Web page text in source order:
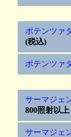
ポテンツァ
(税込)
ポテンツァ
サーマジェ
800照射以
サーマジェ